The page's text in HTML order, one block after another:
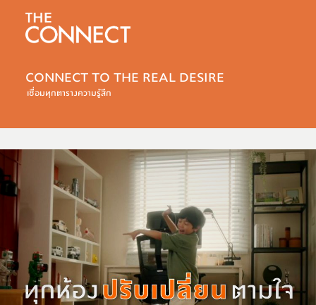
CONNECT TO THE REAL DESIRE
เชื่อมทุกตารางความรู้สึก
.